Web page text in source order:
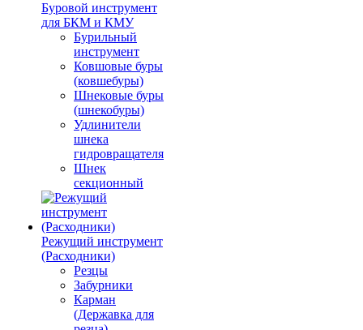
Буровой инструмент
для БКМ и КМУ
Бурильный
инструмент
Ковшовые буры
(ковшебуры)
Шнековые буры
(шнекобуры)
Удлинители
шнека
гидровращателя
Шнек
секционный
Режущий инструмент
(Расходники)
Резцы
Забурники
Карман
(Державка для